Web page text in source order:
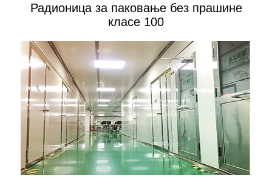
Радионица за паковање без прашине
класе 100